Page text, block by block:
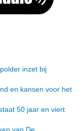
inzet bij
en kansen voor het
50 jaar en viert